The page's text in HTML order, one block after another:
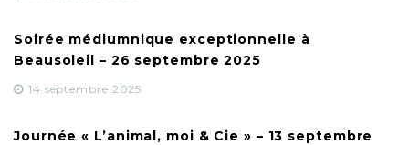
Soirée médiumnique exceptionnelle à
Beausoleil – 26 septembre 2025
14 septembre 2025
Journée « L’animal, moi & Cie » – 13 septembre